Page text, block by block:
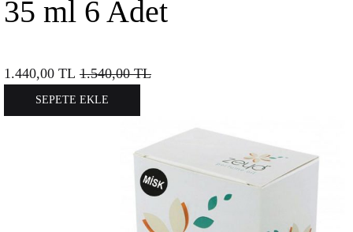
35 ml 6 Adet
1.440,00 TL 1.540,00TL
SEPETE EKLE